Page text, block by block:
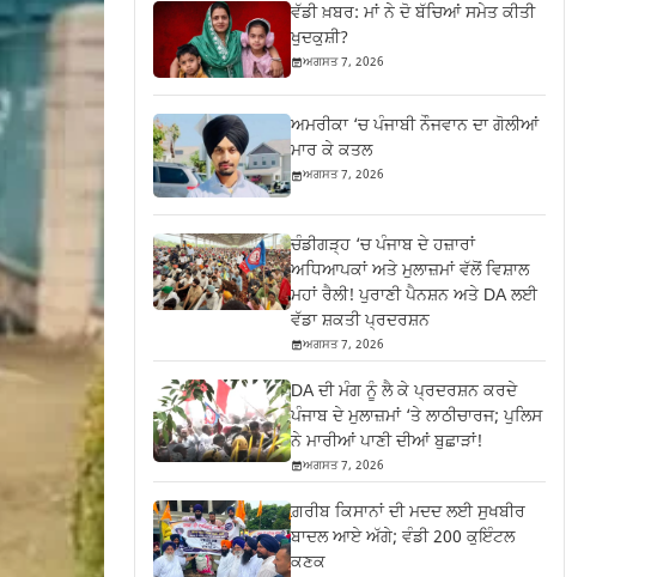
ਵੱਡੀ ਖ਼ਬਰ: ਮਾਂ ਨੇ ਦੋ ਬੱਚਿਆਂ ਸਮੇਤ ਕੀਤੀ
ਖੁਦਕੁਸ਼ੀ?
ਅਗਸਤ 7, 2026
ਅਮਰੀਕਾ ‘ਚ ਪੰਜਾਬੀ ਨੌਜਵਾਨ ਦਾ ਗੋਲੀਆਂ
ਮਾਰ ਕੇ ਕਤਲ
ਅਗਸਤ 7, 2026
ਚੰਡੀਗੜ੍ਹ ‘ਚ ਪੰਜਾਬ ਦੇ ਹਜ਼ਾਰਾਂ
ਅਧਿਆਪਕਾਂ ਅਤੇ ਮੁਲਾਜ਼ਮਾਂ ਵੱਲੋਂ ਵਿਸ਼ਾਲ
ਮਹਾਂ ਰੈਲੀ! ਪੁਰਾਣੀ ਪੈਨਸ਼ਨ ਅਤੇ DA ਲਈ
ਵੱਡਾ ਸ਼ਕਤੀ ਪ੍ਰਦਰਸ਼ਨ
ਅਗਸਤ 7, 2026
DA ਦੀ ਮੰਗ ਨੂੰ ਲੈ ਕੇ ਪ੍ਰਦਰਸ਼ਨ ਕਰਦੇ
ਪੰਜਾਬ ਦੇ ਮੁਲਾਜ਼ਮਾਂ ‘ਤੇ ਲਾਠੀਚਾਰਜ; ਪੁਲਿਸ
ਨੇ ਮਾਰੀਆਂ ਪਾਣੀ ਦੀਆਂ ਬੁਛਾੜਾਂ!
ਅਗਸਤ 7, 2026
ਗ਼ਰੀਬ ਕਿਸਾਨਾਂ ਦੀ ਮਦਦ ਲਈ ਸੁਖਬੀਰ
ਬਾਦਲ ਆਏ ਅੱਗੇ; ਵੰਡੀ 200 ਕੁਇੰਟਲ
ਕਣਕ